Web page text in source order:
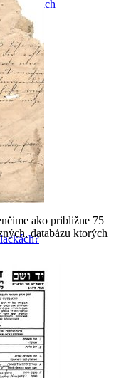
Malackách
ako približne 75
databázu ktorých